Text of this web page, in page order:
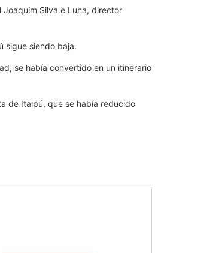
Silva e Luna, director
sigue siendo baja.
se había convertido en un itinerario
de Itaipú, que se había reducido